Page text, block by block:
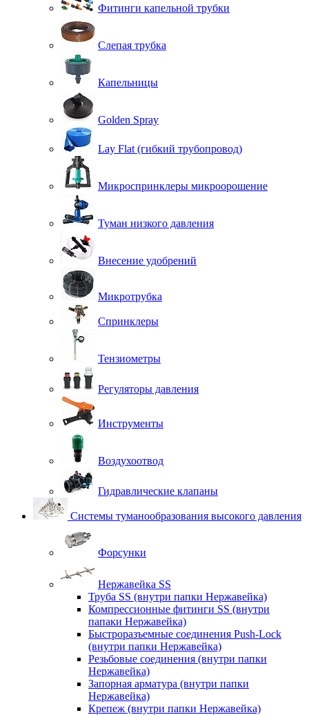
Фитинги капельной трубки
Слепая трубка
Капельницы
Golden Spray
Lay Flat (гибкий трубопровод)
Микроспринклеры микроорошение
Туман низкого давления
Внесение удобрений
Микротрубка
Спринклеры
Тензиометры
Регуляторы давления
Инструменты
Воздухоотвод
Гидравлические клапаны
Системы туманообразования высокого давления
Форсунки
Нержавейка SS
Труба SS (внутри папки Нержавейка)
Компрессионные фитинги SS (внутри
папаки Нержавейка)
Быстроразъемные соединения Push-Lock
(внутри папки Нержавейка)
Резьбовые соединения (внутри папки
Нержавейка)
Запорная арматура (внутри папки
Нержавейка)
Крепеж (внутри папки Нержавейка)